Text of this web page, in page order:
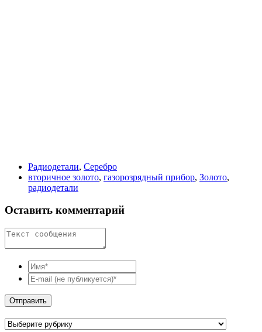
Радиодетали, Серебро
вторичное золото, газорозрядный прибор, Золото,
радиодетали
Оставить комментарий